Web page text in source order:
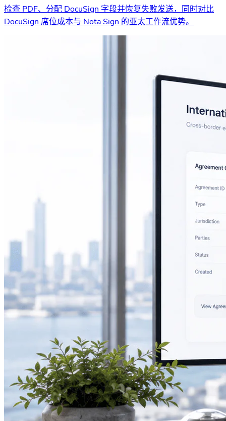
检查 PDF、分配 DocuSign 字段并恢复失败发送，同时对比
DocuSign 席位成本与 Nota Sign 的亚太工作流优势。